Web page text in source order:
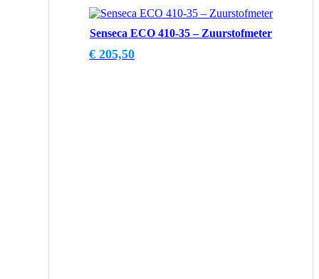
Senseca ECO 410-35 – Zuurstofmeter
€ 205,50